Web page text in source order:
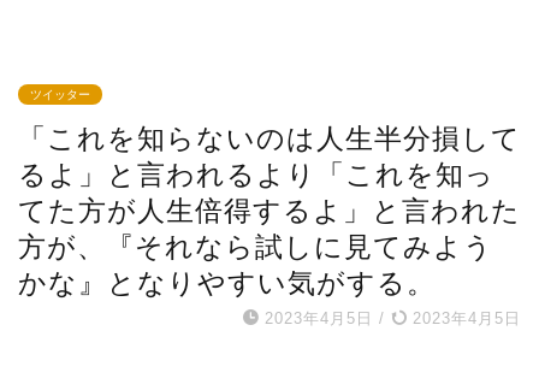
ツイッター
「これを知らないのは人生半分損して
るよ」と言われるより「これを知っ
てた方が人生倍得するよ」と言われた
方が、『それなら試しに見てみよう
かな』となりやすい気がする。
2023年4月5日 / 2023年4月5日